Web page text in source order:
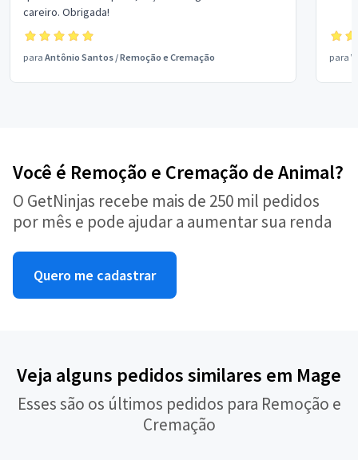
careiro. Obrigada!
para Antônio Santos /Remoção e Cremação para
Você é Remoção e Cremação de Animal?
O GetNinjas recebe mais de 250 mil pedidos
por mês e pode ajudar a aumentar sua renda
Quero me cadastrar
Veja alguns pedidos similares em Mage
Esses são os últimos pedidos para Remoção e
Cremação